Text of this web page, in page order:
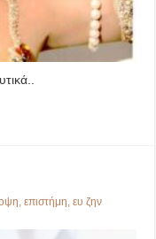
,επιστήμη,ευ ζην